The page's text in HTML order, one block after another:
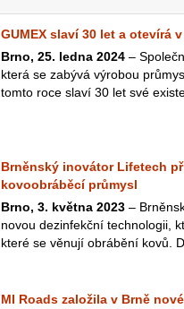
GUMEX slaví 30 let a otevírá
Brno, 25. ledna 2024 –
která se zabývá výrobou
tomto roce slaví 30 let své
Brněnský inovátor Lifetech
kovoobráběcí průmysl
Brno, 3. května 2023 –
novou dezinfekční technologii,
které se věnují obrábění kovů.
MI Roads založila v Brně